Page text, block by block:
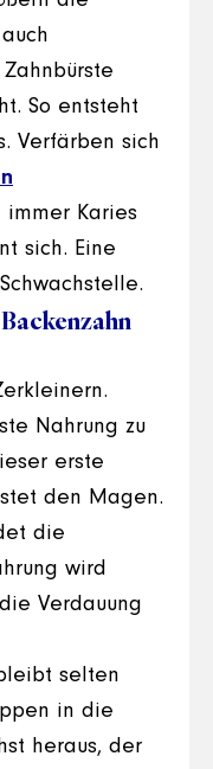
So entsteht
Verfärben sich
immer Karies
sich. Eine
Nahrung zu
erste
den Magen.
die
wird
Verdauung
selten
in die
heraus, der